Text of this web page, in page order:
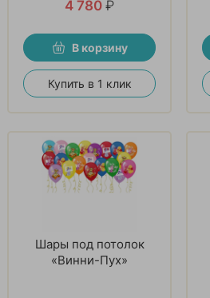
4 780 ₽
В корзину
Купить в 1 клик
Шары под потолок
«Винни-Пух»